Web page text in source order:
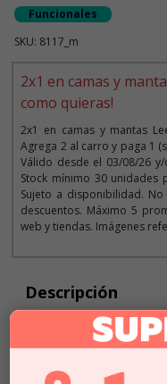
Funcionales
SKU: 8117_m
2x1 en camas y
como quieras!
2x1 en camas y mantas
Agrega 2 al carro y paga 1
Válido desde el 03/08/26
Stock mínimo 30 unidades
Sujeto a disponibilidad.
descuentos. Máximo 5
web y tiendas. Imágenes
Descripción
Seleccionar Formato